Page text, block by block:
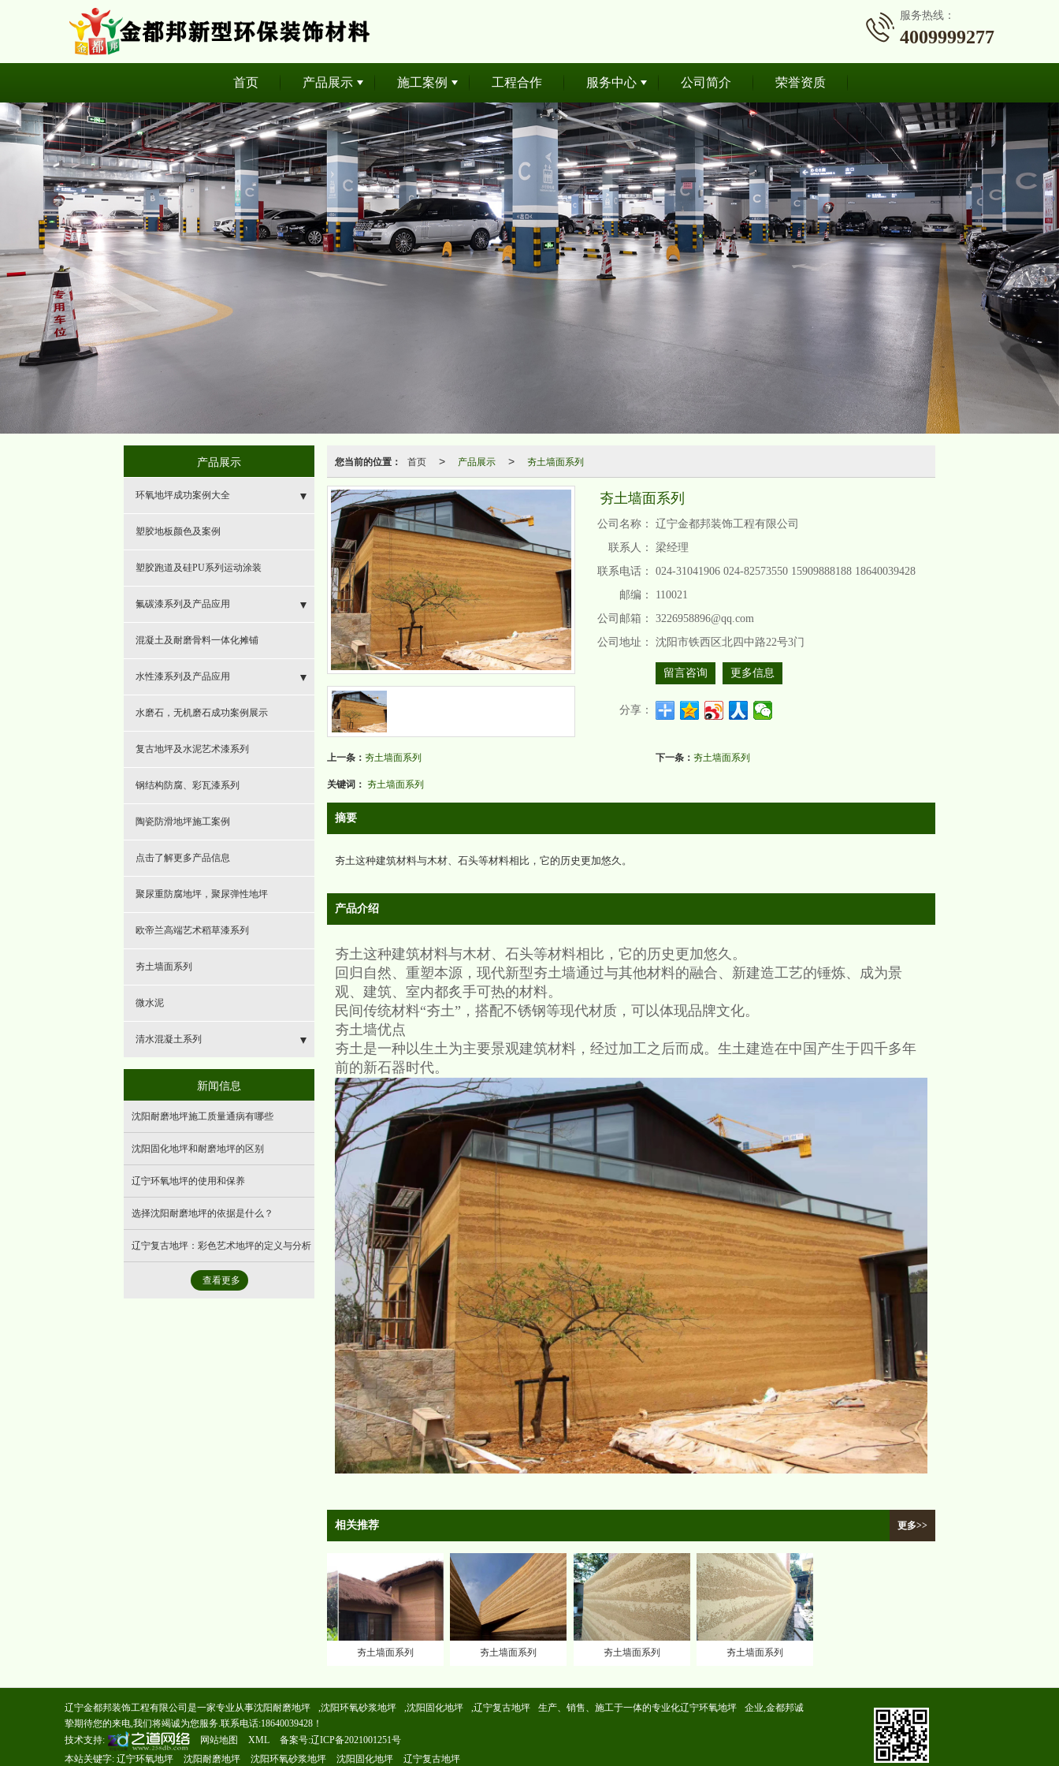
服务热线：
4009999277
首页 产品展示 施工案例 工程合作 服务中心 公司简介 荣誉资质
您当前的位置： 首页 > 产品展示 > 夯土墙面系列
夯土墙面系列
公司名称：
辽宁金都邦装饰工程有限公司
联系人：
梁经理
联系电话：
024-31041906 024-82573550 15909888188 18640039428
邮编：
110021
公司邮箱：
3226958896@qq.com
公司地址：
沈阳市铁西区北四中路22号3门
留言咨询 更多信息
分享：
上一条： 夯土墙面系列 下一条： 夯土墙面系列
关键词： 夯土墙面系列
摘要
​夯土这种建筑材料与木材、石头等材料相比，它的历史更加悠久。
产品介绍
夯土这种建筑材料与木材、石头等材料相比，它的历史更加悠久。
回归自然、重塑本源，现代新型夯土墙通过与其他材料的融合、新建造工艺的锤炼、成为景
观、建筑、室内都炙手可热的材料。
民间传统材料“夯土”，搭配不锈钢等现代材质，可以体现品牌文化。
夯土墙优点
夯土是一种以生土为主要景观建筑材料，经过加工之后而成。生土建造在中国产生于四千多年
前的新石器时代。
相关推荐 更多>>
夯土墙面系列 夯土墙面系列 夯土墙面系列 夯土墙面系列
产品展示
环氧地坪成功案例大全
- 环氧地坪
- 耐磨地坪
- 环氧砂浆地坪
- 混凝土固化地坪
- 复古地坪
- 硅pu球场
- 彩色陶瓷颗粒防滑路面
- 高速防滑
- 防滑坡道
塑胶地板颜色及案例
塑胶跑道及硅PU系列运动涂装
氟碳漆系列及产品应用
- 氟碳漆
- 特种功能防锈防腐
混凝土及耐磨骨料一体化摊铺
水性漆系列及产品应用
- 水性环氧漆
- 纳米陶瓷漆
水磨石，无机磨石成功案例展示
复古地坪及水泥艺术漆系列
钢结构防腐、彩瓦漆系列
陶瓷防滑地坪施工案例
点击了解更多产品信息
聚尿重防腐地坪，聚尿弹性地坪
欧帝兰高端艺术稻草漆系列
夯土墙面系列
微水泥
清水混凝土系列
新闻信息
沈阳耐磨地坪施工质量通病有哪些
沈阳固化地坪和耐磨地坪的区别
辽宁环氧地坪的使用和保养
选择沈阳耐磨地坪的依据是什么？
辽宁复古地坪：彩色艺术地坪的定义与分析
查看更多
辽宁金都邦装饰工程有限公司是一家专业从事沈阳耐磨地坪 ,沈阳环氧砂浆地坪 ,沈阳固化地坪 ,辽宁复古地坪 生产、销售、施工于一体的专业化辽宁环氧地坪
企业,金都邦诚
挚期待您的来电,我们将竭诚为您服务.联系电话:18640039428！
技术支持:
网站地图 XML 备案号:辽ICP备2021001251号
本站关键字: 辽宁环氧地坪 沈阳耐磨地坪 沈阳环氧砂浆地坪 沈阳固化地坪 辽宁复古地坪